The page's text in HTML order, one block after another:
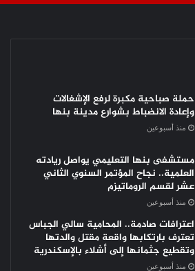
حملة صباحية مكبرة لرفع الإشغالات
وإعادة الانضباط بشوارع مدينة بنها
منذ أسبوعين
مستشفى بنها التعليمي يواصل ريادته
العلمية.. نجاح المؤتمر السنوي الثاني
عشر لقسم الروماتيزم
منذ أسبوعين
اعترافات صادمة.. المحامية سالي الجباس
تعترف بارتكابها واقعة مقتل والدتها
وتقطيع جثمانها إلى أشلاء بالإسكندرية
منذ أسبوعين